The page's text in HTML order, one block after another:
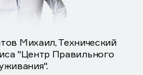
Михаил, Технический
"Центр Правильного